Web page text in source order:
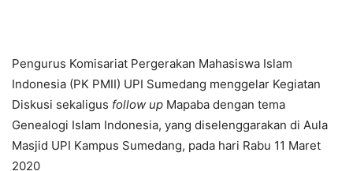
Pengurus Komisariat Pergerakan Mahasiswa Islam
Indonesia (PK PMII) UPI Sumedang menggelar Kegiatan
Diskusi sekaligus follow up Mapaba dengan tema
Genealogi Islam Indonesia, yang diselenggarakan di Aula
Masjid UPI Kampus Sumedang, pada hari Rabu 11 Maret
2020